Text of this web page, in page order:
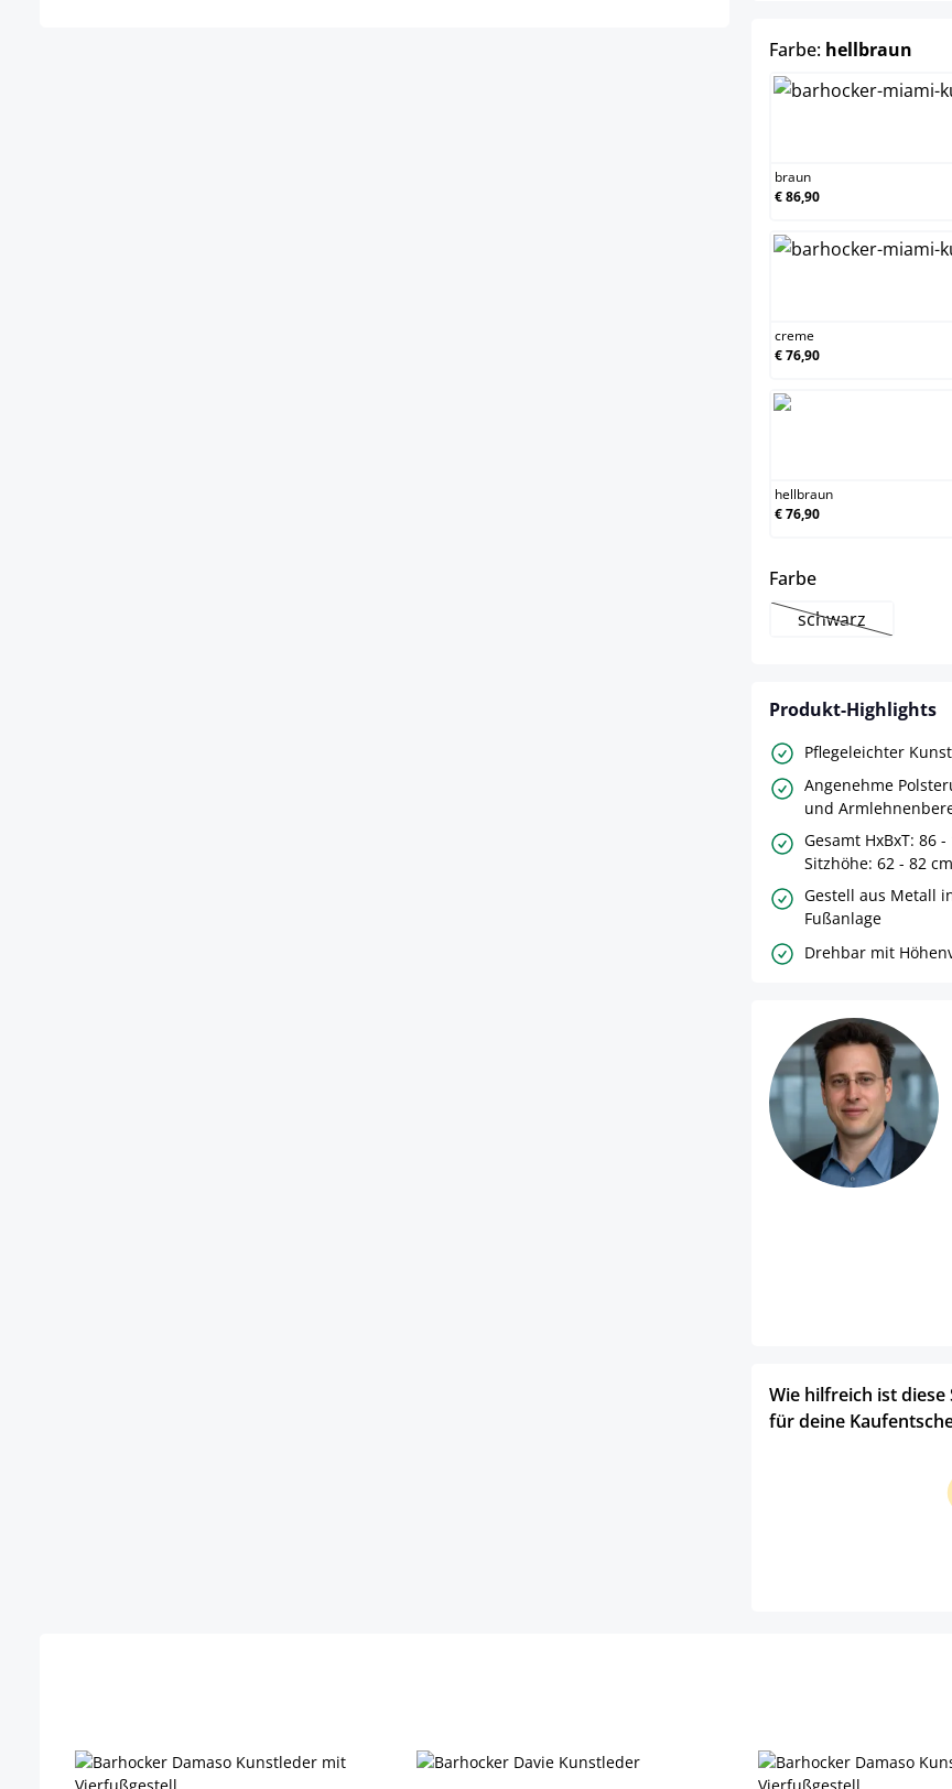
Farbe: hellbraun
braun
€ 86,90
creme
€ 76,90
hellbraun
€ 76,90
Farbeauswählen
schwarz(Diese Option
Produkt-Highlights
Pflegeleichter
Angenehme
und
Gesamt HxBxT: 86
Sitzhöhe: 62 - 82
Gestell aus Metall
Fußanlage
Drehbar mit
Wie hilfreich ist diese
für deine